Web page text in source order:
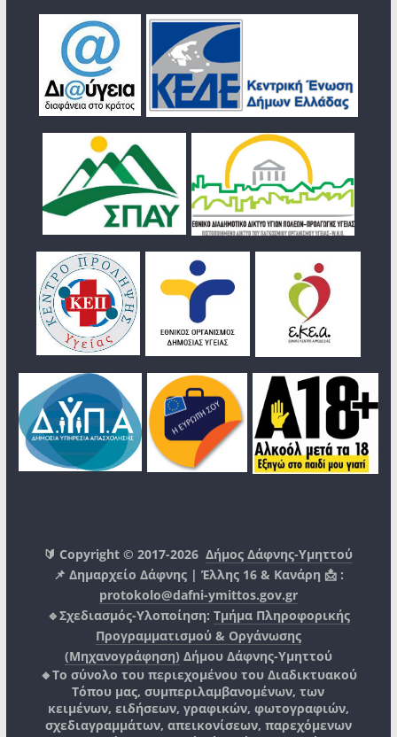
🔰 Copyright © 2017-2026Δήμος Δάφνης-Υμηττού
📌 Δημαρχείο Δάφνης | Έλλης 16 & Κανάρη 📩 :
protokolo@dafni-ymittos.gov.gr
🔹Σχεδιασμός-Υλοποίηση: Τμήμα Πληροφορικής
Προγραμματισμού & Οργάνωσης
(Μηχανογράφηση) Δήμου Δάφνης-Υμηττού
🔸Το σύνολο του περιεχομένου του Διαδικτυακού
Τόπου μας, συμπεριλαμβανομένων, των
κειμένων, ειδήσεων, γραφικών, φωτογραφιών,
σχεδιαγραμμάτων, απεικονίσεων, παρεχόμενων